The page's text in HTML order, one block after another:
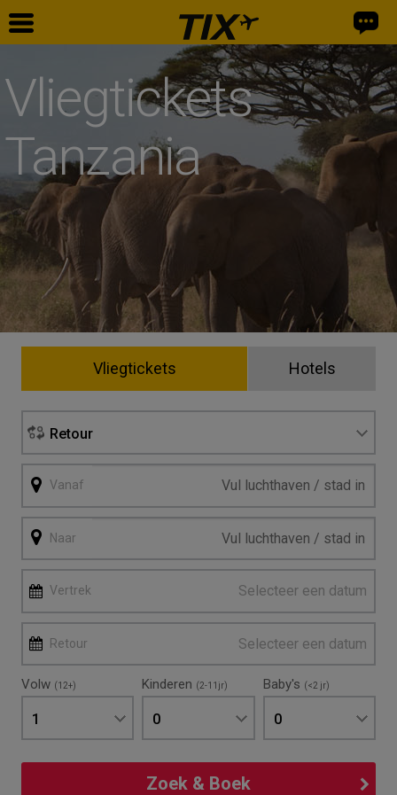
Vliegtickets
Tanzania
Vliegtickets Hotels
Retour
Vanaf
Naar
Vertrek Selecteer een datum
Retour Selecteer een datum
Volw (12+)
1
Kinderen (2-11jr)
0
Baby's (<2 jr)
0
Zoek & Boek